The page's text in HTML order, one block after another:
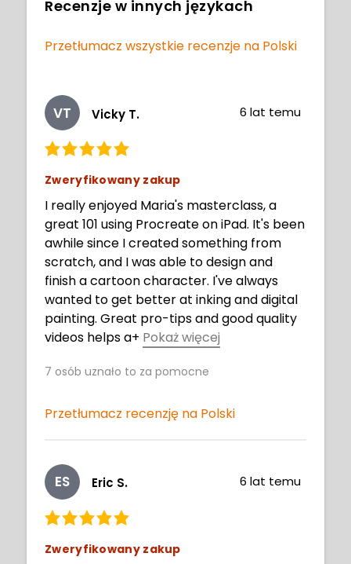
Recenzje w innych językach
Przetłumacz wszystkie recenzje na Polski
VT Vicky T. 6 lat temu
Zweryfikowany zakup
I really enjoyed Maria's masterclass, a
great 101 using Procreate on iPad. It's been
awhile since I created something from
scratch, and I was able to design and
finish a cartoon character. I've always
wanted to get better at inking and digital
painting. Great pro-tips and good quality
videos helps a+ Pokaż więcej
again and making me feel confident that I
7 osób uznało to za pomocne
Przetłumacz recenzję na Polski
ES Eric S. 6 lat temu
Zweryfikowany zakup